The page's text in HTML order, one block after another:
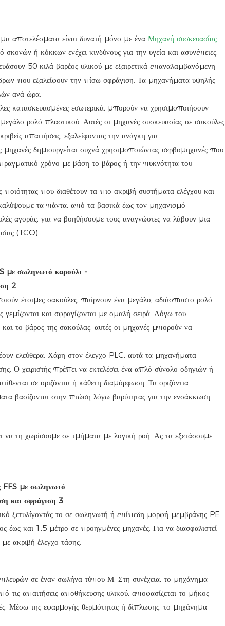
αποτελέσματα είναι δυνατή μόνο με ένα Μηχανή συσκευασίας
ή κόκκων ενέχει κινδύνους για την υγεία και ασυνέπειες.
50 κιλά βαρέος υλικού με εξαιρετικά επαναλαμβανόμενη
που εξαλείφουν την πίσω σφράγιση. Τα μηχανήματα υψηλής
ανά ώρα.
κατασκευασμένες εσωτερικά, μπορούν να χρησιμοποιήσουν
ρολό πλαστικού. Αυτές οι μηχανές συσκευασίας σε σακούλες
απαιτήσεις, εξαλείφοντας την ανάγκη για
δημιουργείται συχνά χρησιμοποιώντας σερβομηχανές που
χρόνο με βάση το βάρος ή την πυκνότητα του
που διαθέτουν τα πιο ακριβή συστήματα ελέγχου και
τα πάντα, από τα βασικά έως τον μηχανισμό
αγοράς, για να βοηθήσουμε τους αναγνώστες να λάβουν μια
(TCO).
έτοιμες σακούλες, παίρνουν ένα μεγάλο, αδιάσπαστο ρολό
και σφραγίζονται με ομαλή σειρά. Λόγω του
και το βάρος της σακούλας, αυτές οι μηχανές μπορούν να
ελεύθερα. Χάρη στον έλεγχο PLC, αυτά τα μηχανήματα
Ο χειριστής πρέπει να εκτελέσει ένα απλό σύνολο οδηγιών ή
σε οριζόντια ή κάθετη διαμόρφωση. Τα οριζόντια
βασίζονται στην πτώση λόγω βαρύτητας για την ενσάκκωση.
να τη χωρίσουμε σε τμήματα με λογική ροή. Ας τα εξετάσουμε
ξετυλίγοντάς το σε σωληνωτή ή επίπεδη μορφή μεμβράνης PE
έως και 1,5 μέτρο σε προηγμένες μηχανές. Για να διασφαλιστεί
ακριβή έλεγχο τάσης.
σε έναν σωλήνα τύπου Μ. Στη συνέχεια, το μηχάνημα
τις απαιτήσεις αποθήκευσης υλικού, αποφασίζεται το μήκος
Μέσω της εφαρμογής θερμότητας ή δίπλωσης, το μηχάνημα